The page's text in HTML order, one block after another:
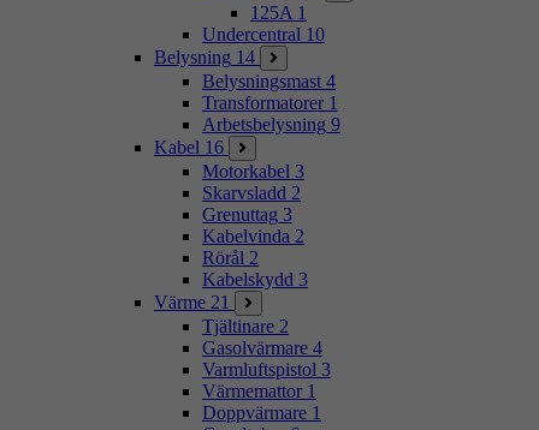
125A 1
Undercentral 10
Belysning 14
Belysningsmast 4
Transformatorer 1
Arbetsbelysning 9
Kabel 16
Motorkabel 3
Skarvsladd 2
Grenuttag 3
Kabelvinda 2
Rörål 2
Kabelskydd 3
Värme 21
Tjältinare 2
Gasolvärmare 4
Varmluftspistol 3
Värmemattor 1
Doppvärmare 1